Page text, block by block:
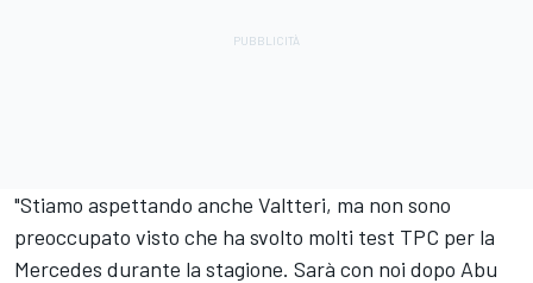
"Stiamo aspettando anche Valtteri, ma non sono
preoccupato visto che ha svolto molti test TPC per la
Mercedes durante la stagione. Sarà con noi dopo Abu